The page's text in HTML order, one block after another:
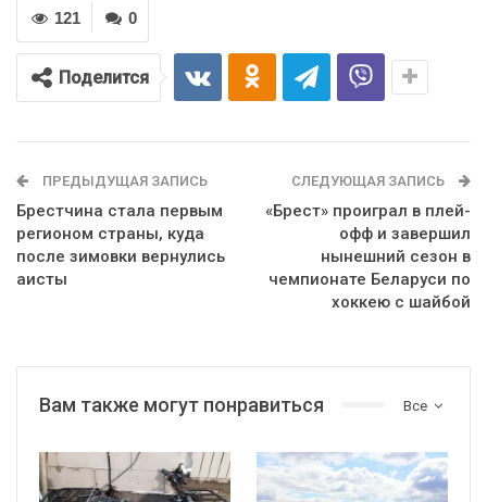
0
121
Поделится
ПРЕДЫДУЩАЯ ЗАПИСЬ
Брестчина стала первым
регионом страны, куда
после зимовки вернулись
аисты
СЛЕДУЮЩАЯ ЗАПИСЬ
«Брест» проиграл в плей-
офф и завершил
нынешний сезон в
чемпионате Беларуси по
хоккею с шайбой
Все
Вам также могут понравиться